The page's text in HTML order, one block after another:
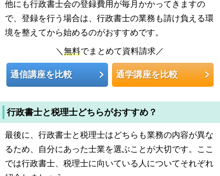
他にも行政書士会の登録費用が毎月かかってきますの
で、登録を行う場合は、行政書士の業務も請け負える環
境を整えてから始めるのがおすすめです。
＼無料でまとめて資料請求／
通信講座を比較 通学講座を比較
行政書士と税理士どちらがおすすめ？
最後に、行政書士と税理士はどちらも業務の内容が異な
るため、自分にあった士業を選ぶことが大切です。ここ
では行政書士、税理士に向いている人についてそれぞれ